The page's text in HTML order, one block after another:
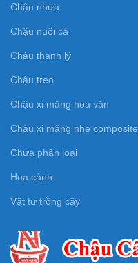
Chậu nhựa
Chậu nuôi cá
Chậu thanh lý
Chậu treo
Chậu xi măng hoa văn
Chậu xi măng nhẹ composite
Chưa phân loại
Hoa cảnh
Vật tư trồng cây